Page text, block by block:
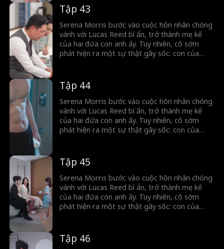
mật chôn vùi lâu nay được phơi bày...
Tập 43
Serena Morris bước vào cuộc hôn nhân chóng
vánh với Lucas Reed bí ẩn, trở thành mẹ kế
của hai đứa con anh ấy. Tuy nhiên, cô sớm
phát hiện ra một sự thật gây sốc: con của
mật chôn vùi lâu nay được phơi bày...
Tập 44
Serena Morris bước vào cuộc hôn nhân chóng
vánh với Lucas Reed bí ẩn, trở thành mẹ kế
của hai đứa con anh ấy. Tuy nhiên, cô sớm
phát hiện ra một sự thật gây sốc: con của
mật chôn vùi lâu nay được phơi bày...
Tập 45
Serena Morris bước vào cuộc hôn nhân chóng
vánh với Lucas Reed bí ẩn, trở thành mẹ kế
của hai đứa con anh ấy. Tuy nhiên, cô sớm
phát hiện ra một sự thật gây sốc: con của
mật chôn vùi lâu nay được phơi bày...
Tập 46